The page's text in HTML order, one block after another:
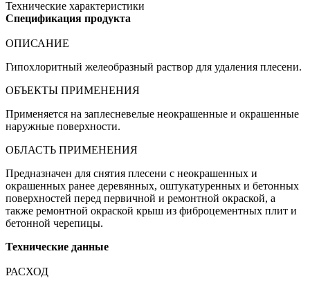
Технические характеристики
Спецификация продукта
ОПИСАНИЕ
Гипохлоритный желеобразный раствор для удаления плесени.
ОБЪЕКТЫ ПРИМЕНЕНИЯ
Применяется на заплесневелые неокрашенные и окрашенные
наружные поверхности.
ОБЛАСТЬ ПРИМЕНЕНИЯ
Предназначен для снятия плесени с неокрашенных и
окрашенных ранее деревянных, оштукатуренных и бетонных
поверхностей перед первичной и ремонтной окраской, а
также ремонтной окраской крыш из фиброцементных плит и
бетонной черепицы.
Технические данные
РАСХОД